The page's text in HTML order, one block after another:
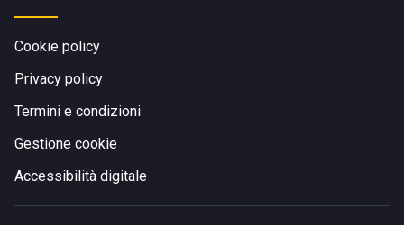
Cookie policy
Privacy policy
Termini e condizioni
Gestione cookie
Accessibilità digitale